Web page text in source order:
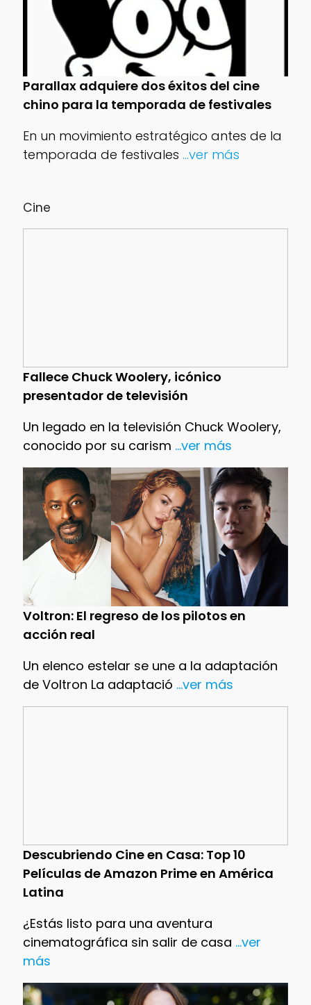
Cine
Fallece Chuck Woolery, icónico
presentador de televisión
Un legado en la televisión Chuck Woolery,
conocido por su carism ...ver más
Voltron: El regreso de los pilotos en
acción real
Un elenco estelar se une a la adaptación
de Voltron La adaptació ...ver más
Descubriendo Cine en Casa: Top 10
Películas de Amazon Prime en América
Latina
¿Estás listo para una aventura
cinematográfica sin salir de casa ...ver
más
Parallax adquiere dos éxitos del cine
chino para la temporada de festivales
En un movimiento estratégico antes de la
temporada de festivales ...ver más